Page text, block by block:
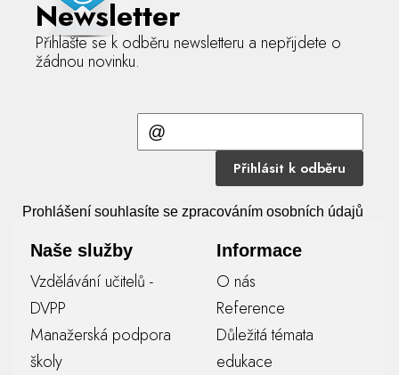
Newsletter
Přihlašte se k odběru newsletteru a nepřijdete o
žádnou novinku.
Přihlásit k odběru
Prohlášení souhlasíte se zpracováním osobních údajů
Naše služby
Vzdělávání učitelů -
DVPP
Manažerská podpora
školy
Informace
O nás
Reference
Důležitá témata
edukace